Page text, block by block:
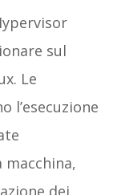
sul
Le
l’esecuzione
dei